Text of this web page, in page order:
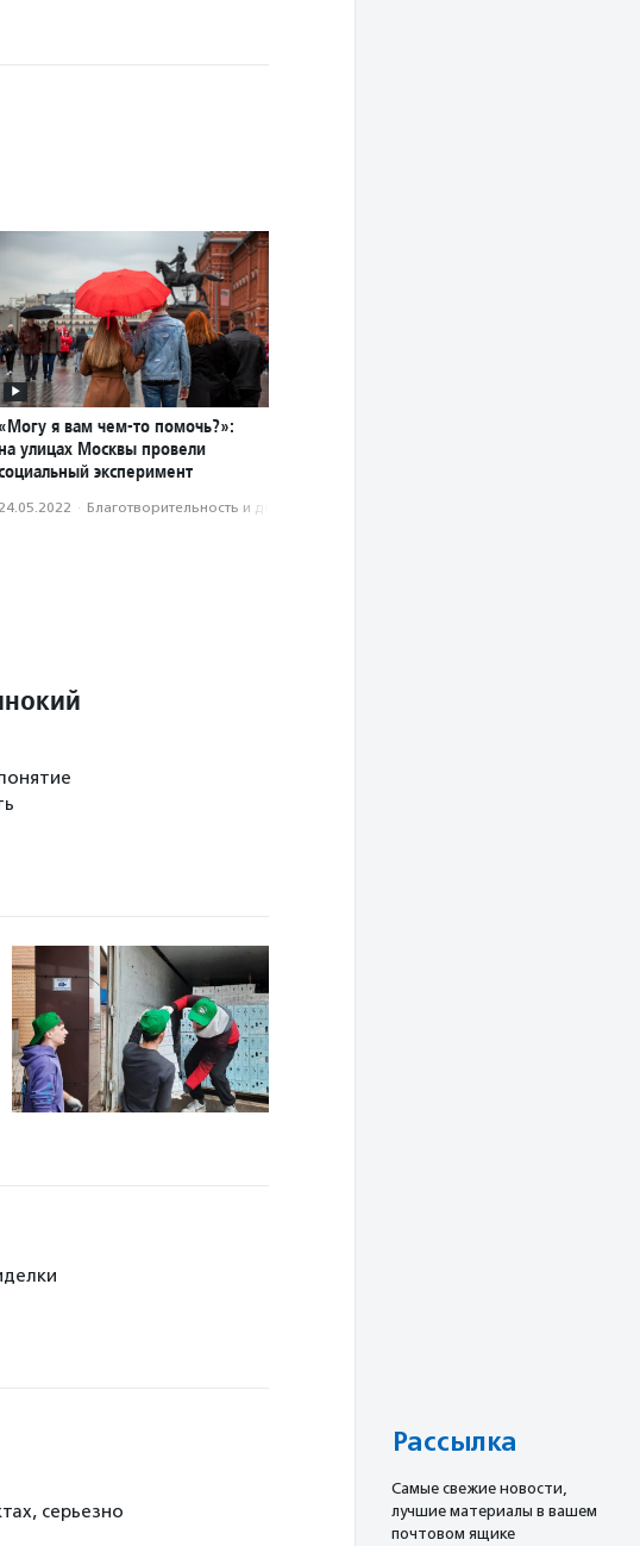
«Могу я вам чем-то помочь?»:
улицах Москвы провели
эксперимент
24.05.2022 · Благотвори­тель­ность и доброволь­чест­во
серьезно
Рассылка
Cамые свежие новости,
лучшие материалы в вашем
почтовом ящике